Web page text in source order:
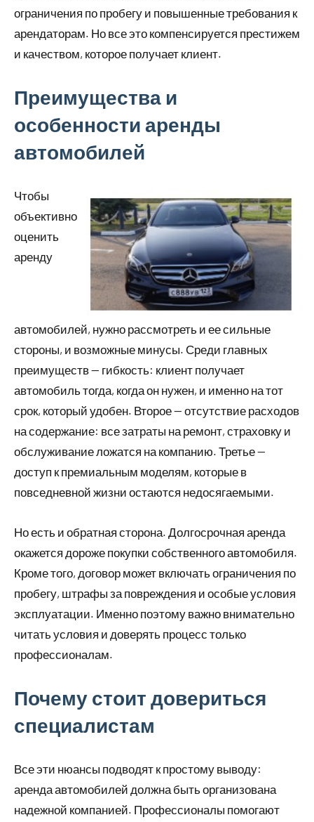
ограничения по пробегу и повышенные требования к
арендаторам. Но все это компенсируется престижем
и качеством, которое получает клиент.
Преимущества и
особенности аренды
автомобилей
Чтобы
объективно
оценить
аренду
автомобилей, нужно рассмотреть и ее сильные
стороны, и возможные минусы. Среди главных
преимуществ — гибкость: клиент получает
автомобиль тогда, когда он нужен, и именно на тот
срок, который удобен. Второе — отсутствие расходов
на содержание: все затраты на ремонт, страховку и
обслуживание ложатся на компанию. Третье —
доступ к премиальным моделям, которые в
повседневной жизни остаются недосягаемыми.
Но есть и обратная сторона. Долгосрочная аренда
окажется дороже покупки собственного автомобиля.
Кроме того, договор может включать ограничения по
пробегу, штрафы за повреждения и особые условия
эксплуатации. Именно поэтому важно внимательно
читать условия и доверять процесс только
профессионалам.
Почему стоит довериться
специалистам
Все эти нюансы подводят к простому выводу:
аренда автомобилей должна быть организована
надежной компанией. Профессионалы помогают